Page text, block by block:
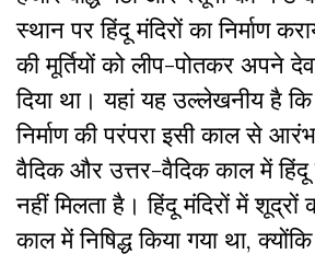
स्थान पर हिंदू मंदिरों का निर्माण
की मूर्तियों को लीप-पोतकर अपने
दिया था। यहां यह उल्लेखनीय है कि
निर्माण की परंपरा इसी काल से
वैदिक और उत्तर-वैदिक काल में हिंदू
नहीं मिलता है। हिंदू मंदिरों में शूद्रों
काल में निषिद्ध किया गया था,